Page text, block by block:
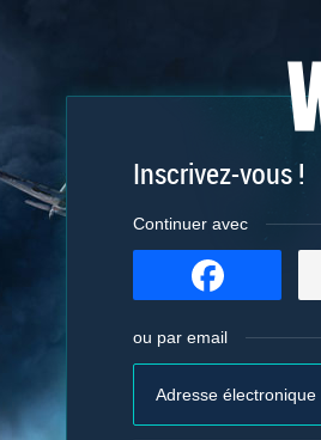
Inscrivez-vous !
Continuer avec
ou par email